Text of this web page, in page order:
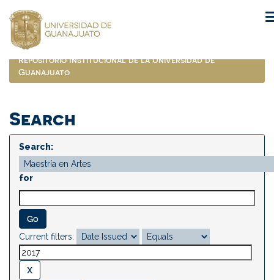
navigation
Repositorio Institucional de la Universidad de
Guanajuato
Search
Search:
for
Current filters: